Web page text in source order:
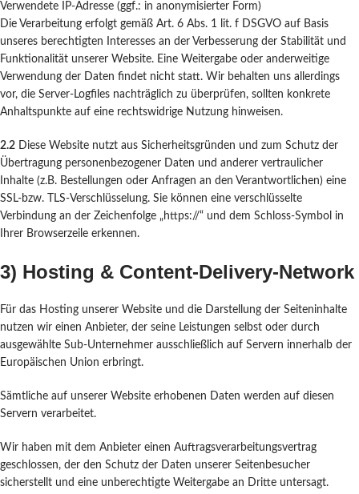
Verwendete IP-Adresse (ggf.: in anonymisierter Form)
Die Verarbeitung erfolgt gemäß Art. 6 Abs. 1 lit. f DSGVO auf Basis
unseres berechtigten Interesses an der Verbesserung der Stabilität und
Funktionalität unserer Website. Eine Weitergabe oder anderweitige
Verwendung der Daten findet nicht statt. Wir behalten uns allerdings
vor, die Server-Logfiles nachträglich zu überprüfen, sollten konkrete
Anhaltspunkte auf eine rechtswidrige Nutzung hinweisen.
2.2 Diese Website nutzt aus Sicherheitsgründen und zum Schutz der
Übertragung personenbezogener Daten und anderer vertraulicher
Inhalte (z.B. Bestellungen oder Anfragen an den Verantwortlichen) eine
SSL-bzw. TLS-Verschlüsselung. Sie können eine verschlüsselte
Verbindung an der Zeichenfolge „https://“ und dem Schloss-Symbol in
Ihrer Browserzeile erkennen.
3) Hosting & Content-Delivery-Network
Für das Hosting unserer Website und die Darstellung der Seiteninhalte
nutzen wir einen Anbieter, der seine Leistungen selbst oder durch
ausgewählte Sub-Unternehmer ausschließlich auf Servern innerhalb der
Europäischen Union erbringt.
Sämtliche auf unserer Website erhobenen Daten werden auf diesen
Servern verarbeitet.
Wir haben mit dem Anbieter einen Auftragsverarbeitungsvertrag
geschlossen, der den Schutz der Daten unserer Seitenbesucher
sicherstellt und eine unberechtigte Weitergabe an Dritte untersagt.